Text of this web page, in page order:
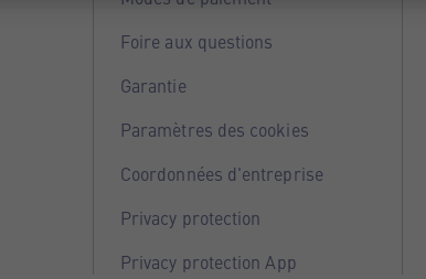
Foire aux questions
Garantie
Paramètres des cookies
Coordonnées d'entreprise
Privacy protection
Privacy protection App